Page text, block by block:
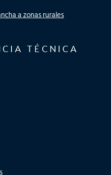
a zonas rurales
TÉCNICA